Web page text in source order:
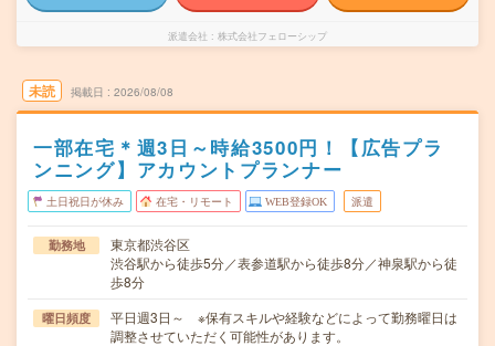
派遣会社 株式会社フェローシップ
未読 掲載日 2026/08/08
一部在宅＊週3日～時給3500円！【広告プラ
ンニング】アカウントプランナー
土日祝日が休み 在宅・リモート WEB登録OK 派遣
勤務地
東京都渋谷区
渋谷駅から徒歩5分／表参道駅から徒歩8分／神泉駅から徒
歩8分
曜日頻度
平日週3日～ ※保有スキルや経験などによって勤務曜日は
調整させていただく可能性があります。